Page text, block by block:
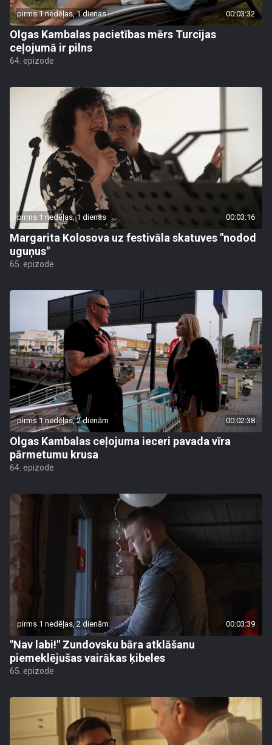
pirms 1 nedēļas, 1 dienas 00:03:32
Olgas Kambalas pacietības mērs Turcijas
ceļojumā ir pilns
64. epizode
pirms 1 nedēļas, 1 dienas 00:03:16
Margarita Kolosova uz festivāla skatuves "nodod
uguņus"
65. epizode
pirms 1 nedēļas, 2 dienām 00:02:38
Olgas Kambalas ceļojuma ieceri pavada vīra
pārmetumu krusa
64. epizode
pirms 1 nedēļas, 2 dienām 00:03:39
"Nav labi!" Zundovsku bāra atklāšanu
piemeklējušas vairākas ķibeles
65. epizode